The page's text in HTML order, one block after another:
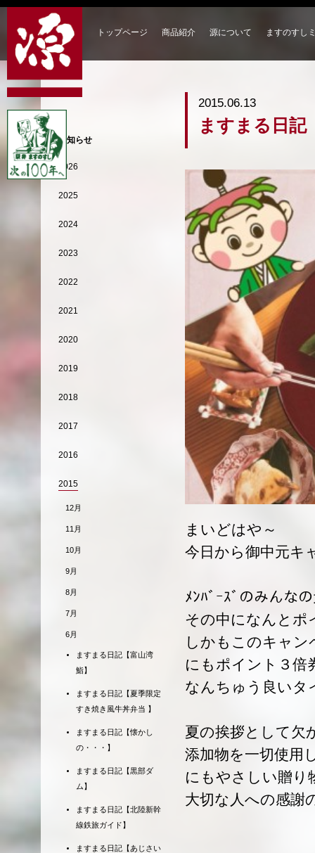
トップページ 商品紹介 源について ますのすし
2015.06.13
ますまる日記
まいどはや～
今日から御中元キ
ﾒﾝﾊﾞｰｽﾞのみんな
その中になんとポ
しかもこのキャン
にもポイント３倍
なんちゅう良いタ
夏の挨拶として欠
添加物を一切使用
にもやさしい贈り
大切な人への感謝
お知らせ
2026
2025
2024
2023
2022
2021
2020
2019
2018
2017
2016
2015
12月
11月
10月
9月
8月
7月
6月
ますまる日記【富山湾
鮨】
ますまる日記【夏季限定
すき焼き風牛丼弁当 】
ますまる日記【懐かし
の・・・】
ますまる日記【黒部ダ
ム】
ますまる日記【北陸新幹
線鉄旅ガイド】
ますまる日記【あじさい